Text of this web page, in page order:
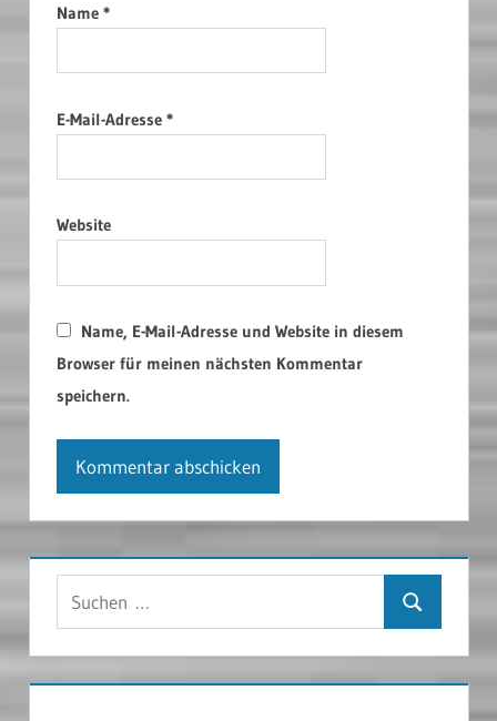
Name *
E-Mail-Adresse *
Website
Name, E-Mail-Adresse und Website in diesem
Browser für meinen nächsten Kommentar
speichern.
Suchen